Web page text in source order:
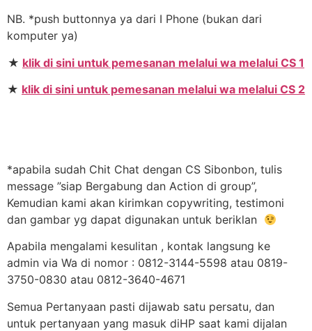
NB. *push buttonnya ya dari I Phone (bukan dari
komputer ya)
★ klik di sini untuk pemesanan melalui wa melalui CS 1
★ klik di sini untuk pemesanan melalui wa melalui CS 2
*apabila sudah Chit Chat dengan CS Sibonbon, tulis
message ”siap Bergabung dan Action di group”,
Kemudian kami akan kirimkan copywriting, testimoni
dan gambar yg dapat digunakan untuk beriklan
Apabila mengalami kesulitan , kontak langsung ke
admin via Wa di nomor : 0812-3144-5598 atau 0819-
3750-0830 atau 0812-3640-4671
Semua Pertanyaan pasti dijawab satu persatu, dan
untuk pertanyaan yang masuk diHP saat kami dijalan